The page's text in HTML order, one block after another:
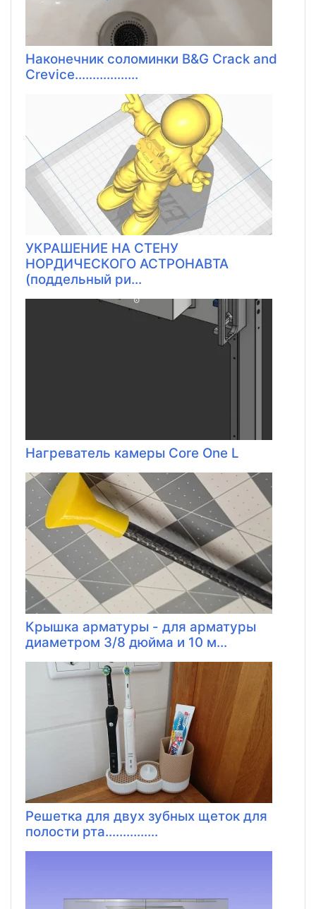
Наконечник соломинки B&G Crack and
Crevice..................
УКРАШЕНИЕ НА СТЕНУ
НОРДИЧЕСКОГО АСТРОНАВТА
(поддельный ри...
Нагреватель камеры Core One L
Крышка арматуры - для арматуры
диаметром 3/8 дюйма и 10 м...
Решетка для двух зубных щеток для
полости рта...............